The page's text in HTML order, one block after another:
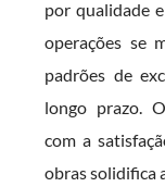
por qualidade
operações se
padrões de
longo prazo.
com a
obras solidifica